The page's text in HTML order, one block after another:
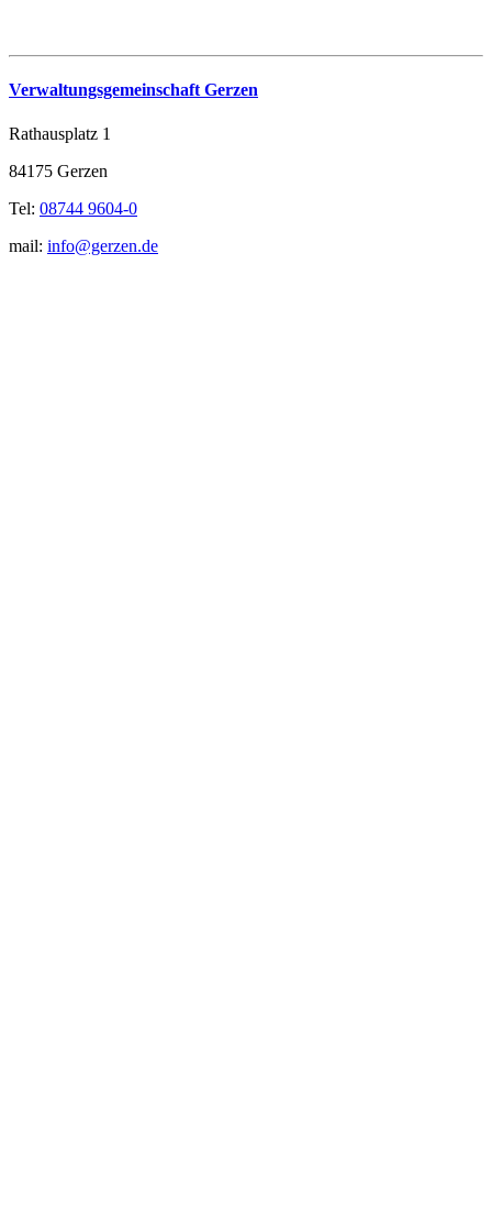
Verwaltungsgemeinschaft Gerzen
Rathausplatz 1
84175 Gerzen
Tel: 08744 9604-0
mail: info@gerzen.de